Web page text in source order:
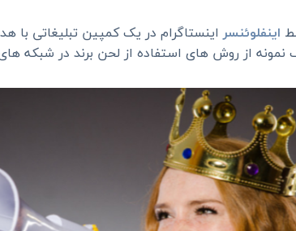
اینفلوئنسراینستاگرام در یک کمپین تبلیغاتی با
از روش های استفاده از لحن برند در شبکه